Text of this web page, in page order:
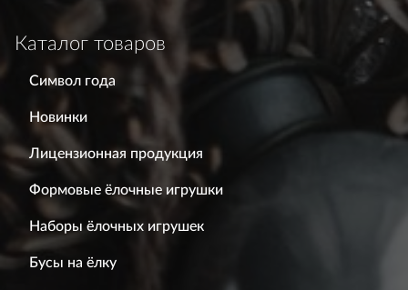
Каталог товаров
Символ года
Новинки
Лицензионная продукция
Формовые ёлочные игрушки
Наборы ёлочных игрушек
Бусы на ёлку